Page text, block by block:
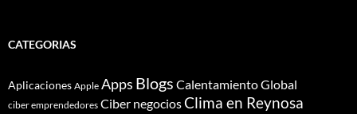
CATEGORIAS
Aplicaciones Apple Apps Blogs Calentamiento Global
ciber emprendedores Ciber negociosClima en Reynosa